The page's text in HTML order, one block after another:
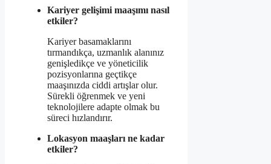
Kariyer gelişimi maaşımı nasıl
etkiler?
Kariyer basamaklarını
tırmandıkça, uzmanlık alanınız
genişledikçe ve yöneticilik
pozisyonlarına geçtikçe
maaşınızda ciddi artışlar olur.
Sürekli öğrenmek ve yeni
teknolojilere adapte olmak bu
süreci hızlandırır.
Lokasyon maaşları ne kadar
etkiler?